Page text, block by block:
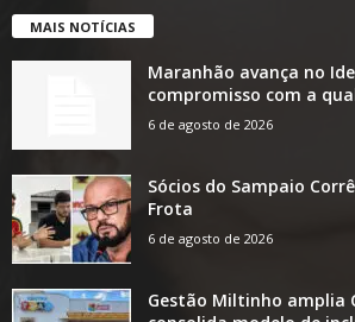
MAIS NOTÍCIAS
Maranhão avança no
compromisso com a
6 de agosto de 2026
Sócios do Sampaio
Frota
6 de agosto de 2026
Gestão Miltinho amplia